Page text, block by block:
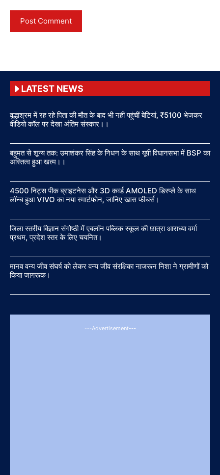
LATEST NEWS
वृद्धाश्रम में रह रहे पिता की मौत के बाद भी नहीं पहुंचीं बेटियां, ₹5100 भेजकर
वीडियो कॉल पर देखा अंतिम संस्कार।।
बहुमत से शून्य तक: उमाशंकर सिंह के निधन के साथ यूपी विधानसभा में BSP का
अस्तित्व हुआ खत्म।।
4500 निट्स पीक ब्राइटनेस और 3D कर्व्ड AMOLED डिस्प्ले के साथ
लॉन्च हुआ VIVO का नया स्मार्टफोन, जानिए खास फीचर्स।
जिला स्तरीय विज्ञान संगोष्ठी में एबलॉन पब्लिक स्कूल की छात्रा आराध्या वर्मा
प्रथम, प्रदेश स्तर के लिए चयनित।
मानव वन्य जीव संघर्ष को लेकर वन्य जीव संरक्षिका नाजरून निशा ने ग्रामीणों को
किया जागरूक।
---Advertisement---